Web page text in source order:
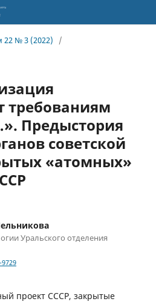
22 № 3 (2022)
/
требованиям
Предыстория
советской
«атомных»
Уральского отделения
проект СССР, закрытые